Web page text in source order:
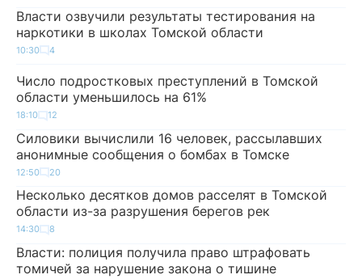
Власти озвучили результаты тестирования на
наркотики в школах Томской области
10:30 4
Число подростковых преступлений в Томской
области уменьшилось на 61%
18:10 12
Силовики вычислили 16 человек, рассылавших
анонимные сообщения о бомбах в Томске
12:50 20
Несколько десятков домов расселят в Томской
области из-за разрушения берегов рек
14:30 8
Власти: полиция получила право штрафовать
томичей за нарушение закона о тишине